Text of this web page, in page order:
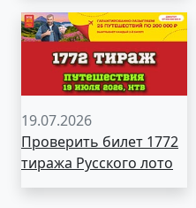
19.07.2026
Проверить билет 1772
тиража Русского лото